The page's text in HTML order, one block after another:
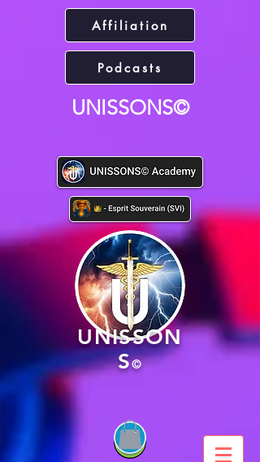
Affiliation
Podcasts
UNISSONS©
UNISSON
S©